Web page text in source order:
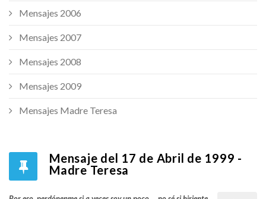
Mensajes 2006
Mensajes 2007
Mensajes 2008
Mensajes 2009
Mensajes Madre Teresa
Mensaje del 17 de Abril de 1999 -
Madre Teresa